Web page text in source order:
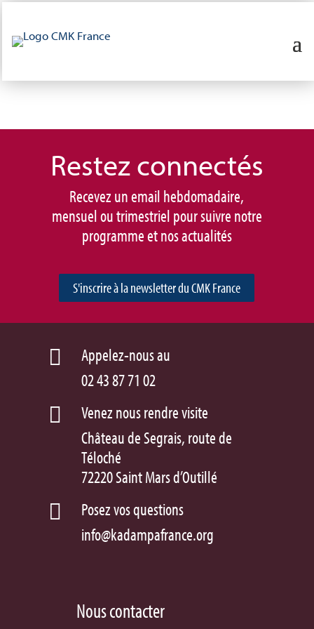
Restez connectés
Recevez un email hebdomadaire,
mensuel ou trimestriel pour suivre notre
programme et nos actualités
S'inscrire à la newsletter du CMK France

Appelez-nous au
02 43 87 71 02

Venez nous rendre visite
Château de Segrais, route de
Téloché
72220 Saint Mars d’Outillé

Posez vos questions
info@kadampafrance.org
Nous contacter